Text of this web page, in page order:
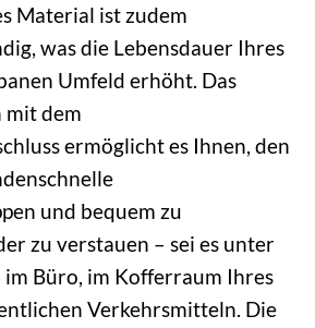
Material ist zudem
was die Lebensdauer Ihres
Umfeld erhöht. Das
mit dem
ermöglicht es Ihnen, den
und bequem zu
zu verstauen – sei es unter
im Büro, im Kofferraum Ihres
Verkehrsmitteln. Die